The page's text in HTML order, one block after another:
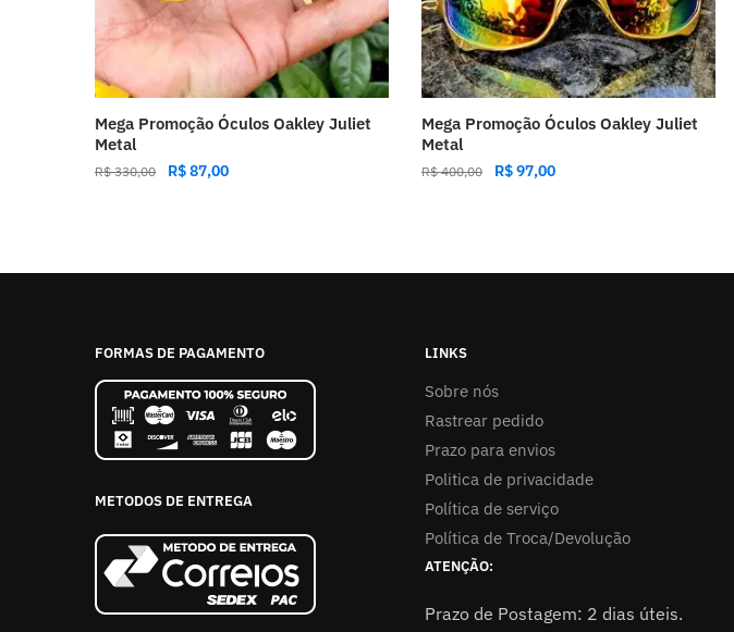
Mega Promoção Óculos Oakley Juliet
Metal
R$330,00 R$87,00
Mega Promoção Óculos Oakley Juliet
Metal
R$400,00 R$97,00
FORMAS DE PAGAMENTO
METODOS DE ENTREGA
LINKS
Sobre nós
Rastrear pedido
Prazo para envios
Politica de privacidade
Política de serviço
Política de Troca/Devolução
ATENÇÃO:
Prazo de Postagem: 2 dias úteis.